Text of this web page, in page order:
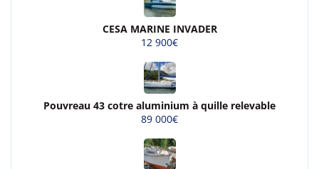
CESA MARINE INVADER
12 900€
Pouvreau 43 cotre aluminium à quille relevable
89 000€